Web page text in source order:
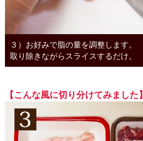
３）お好みで脂の量を調整します。
取り除きながらスライスするだけ。
【こんな風に切り分けてみました】